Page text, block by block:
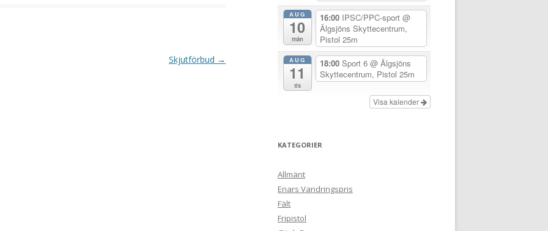
Skjutförbud →
AUG
10
mån
16:00 IPSC/PPC-sport @
Älgsjöns Skyttecentrum,
Pistol 25m
AUG
11
tis
18:00 Sport 6 @ Älgsjöns
Skyttecentrum, Pistol 25m
Visa kalender
KATEGORIER
Allmänt
Enars Vandringspris
Fält
Fripistol